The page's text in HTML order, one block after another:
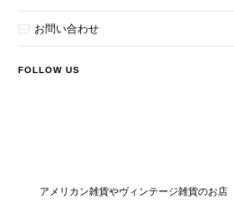
お問い合わせ
FOLLOW US
アメリカン雑貨やヴィンテージ雑貨のお